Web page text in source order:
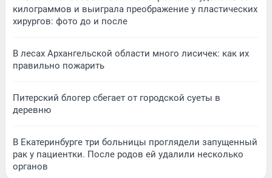
килограммов и выиграла преображение у пластических
хирургов: фото до и после
В лесах Архангельской области много лисичек: как их
правильно пожарить
Питерский блогер сбегает от городской суеты в
деревню
В Екатеринбурге три больницы проглядели запущенный
рак у пациентки. После родов ей удалили несколько
органов